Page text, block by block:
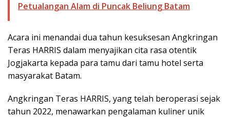
Petualangan Alam di Puncak Beliung Batam
Acara ini menandai dua tahun kesuksesan Angkringan
Teras HARRIS dalam menyajikan cita rasa otentik
Jogjakarta kepada para tamu dari tamu hotel serta
masyarakat Batam.
Angkringan Teras HARRIS, yang telah beroperasi sejak
tahun 2022, menawarkan pengalaman kuliner unik